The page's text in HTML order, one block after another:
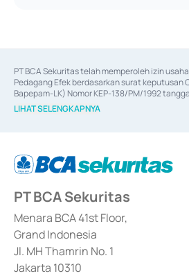
PT BCA Sekuritas telah memperoleh izin
Pedagang Efek berdasarkan surat keputusan
Bapepam-LK) Nomor KEP-138/PM/1992
06/D.04/2014 tanggal 28 Februari 2014, izin
Efek berdasarkan surat keputusan Otoritas
berdasarkan surat keputusan Otoritas Jasa
67/PM.21/2017 tanggal 3 Februari 2017, dan
Sertifikat Deposito di Pasar Uang yang izinnya
dan izin usaha lainnya dari Bank Indonesia
Penerbitan, Transaksi, serta Penatausahaan
Surat Berharga Komersial yang izinnya
LIHAT SELENGKAPNYA
PT BCA Sekuritas
Menara BCA 41st Floor,
Grand Indonesia
Jl. MH Thamrin No. 1
Jakarta 10310